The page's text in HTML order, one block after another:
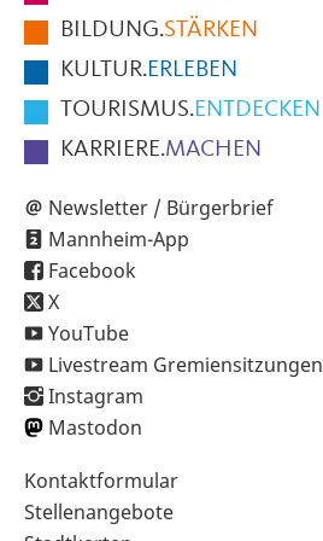
SeiteBILDUNG.STÄRKEN
KULTUR.ERLEBEN
TOURISMUS.ENTDECKEN
KARRIERE.MACHEN
Newsletter / Bürgerbrief
Mannheim-App
Facebook
X
YouTube
Livestream Gremiensitzungen
Instagram
Mastodon
Sekundärnavigation
im
Kontaktformular
Stellenangebote